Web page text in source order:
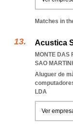
Matches in
Acustica
MONTE DAS
SAO
Aluguer de
LDA
Ver